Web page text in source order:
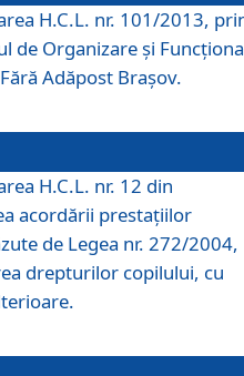
H.C.L. nr. 101/2013,
de Organizare şi
Adăpost Braşov.
H.C.L. nr. 12 din
acordării prestaţiilor
de Legea nr. 272/2004,
drepturilor copilului, cu